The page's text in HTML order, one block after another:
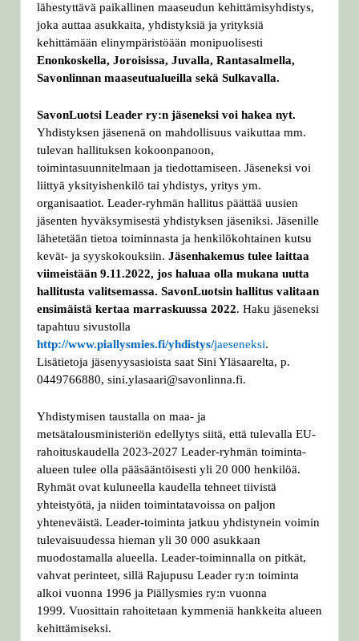
lähestyttävä paikallinen maaseudun kehittämisyhdistys,
joka auttaa asukkaita, yhdistyksiä ja yrityksiä
kehittämään elinympäristöään monipuolisesti
Enonkoskella, Joroisissa, Juvalla, Rantasalmella,
Savonlinnan maaseutualueilla sekä Sulkavalla.
SavonLuotsi Leader ry:n jäseneksi voi hakea nyt.
Yhdistyksen jäsenenä on mahdollisuus vaikuttaa mm.
tulevan hallituksen kokoonpanoon,
toimintasuunnitelmaan ja tiedottamiseen. Jäseneksi voi
liittyä yksityishenkilö tai yhdistys, yritys ym.
organisaatiot. Leader-ryhmän hallitus päättää uusien
jäsenten hyväksymisestä yhdistyksen jäseniksi. Jäsenille
lähetetään tietoa toiminnasta ja henkilökohtainen kutsu
kevät- ja syyskokouksiin. Jäsenhakemus tulee laittaa
viimeistään 9.11.2022, jos haluaa olla mukana uutta
hallitusta valitsemassa. SavonLuotsin hallitus valitaan
ensimäistä kertaa marraskuussa 2022. Haku jäseneksi
tapahtuu sivustolla
http://www.piallysmies.fi/yhdistys/jaeseneksi.
Lisätietoja jäsenyysasioista saat Sini Yläsaarelta, p.
0449766880, sini.ylasaari@savonlinna.fi.
Yhdistymisen taustalla on maa- ja
metsätalousministeriön edellytys siitä, että tulevalla EU-
rahoituskaudella 2023-2027 Leader-ryhmän toiminta-
alueen tulee olla pääsääntöisesti yli 20 000 henkilöä.
Ryhmät ovat kuluneella kaudella tehneet tiivistä
yhteistyötä, ja niiden toimintatavoissa on paljon
yhteneväistä. Leader-toiminta jatkuu yhdistynein voimin
tulevaisuudessa hieman yli 30 000 asukkaan
muodostamalla alueella. Leader-toiminnalla on pitkät,
vahvat perinteet, sillä Rajupusu Leader ry:n toiminta
alkoi vuonna 1996 ja Piällysmies ry:n vuonna
1999. Vuosittain rahoitetaan kymmeniä hankkeita alueen
kehittämiseksi.